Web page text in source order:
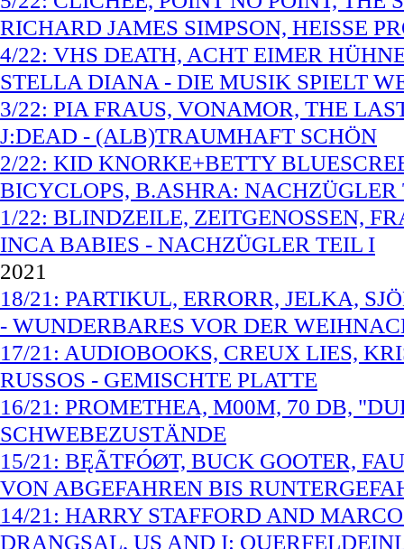
RICHARD JAMES SIMPSON, HEISSE
4/22: VHS DEATH, ACHT EIMER
STELLA DIANA - DIE MUSIK SPIELT
3/22: PIA FRAUS, VONAMOR, THE
J:DEAD - (ALB)TRAUMHAFT SCHÖN
2/22: KID KNORKE+BETTY
BICYCLOPS, B.ASHRA:
1/22: BLINDZEILE, ZEITGENOSSEN,
INCA BABIES - NACHZÜGLER TEIL I
2021
18/21: PARTIKUL, ERRORR, JELKA,
- WUNDERBARES VOR DER
17/21: AUDIOBOOKS, CREUX LIES,
RUSSOS - GEMISCHTE PLATTE
16/21: PROMETHEA, M00M, 70 DB,
SCHWEBEZUSTÄNDE
15/21: BĘÃTFÓØT, BUCK GOOTER,
VON ABGEFAHREN BIS
14/21: HARRY STAFFORD AND
DRANGSAL, US AND I: